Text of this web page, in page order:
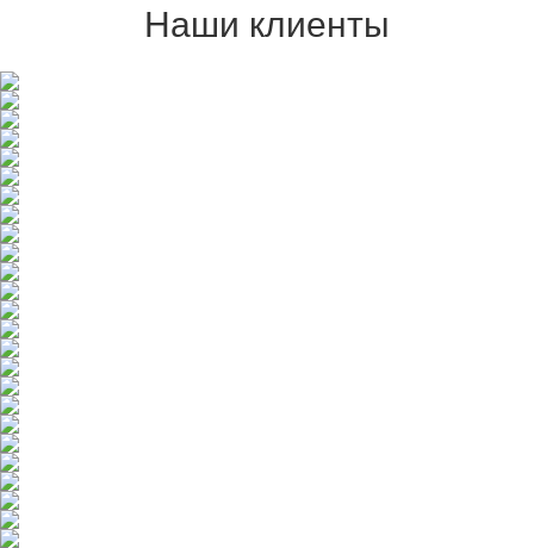
Наши клиенты